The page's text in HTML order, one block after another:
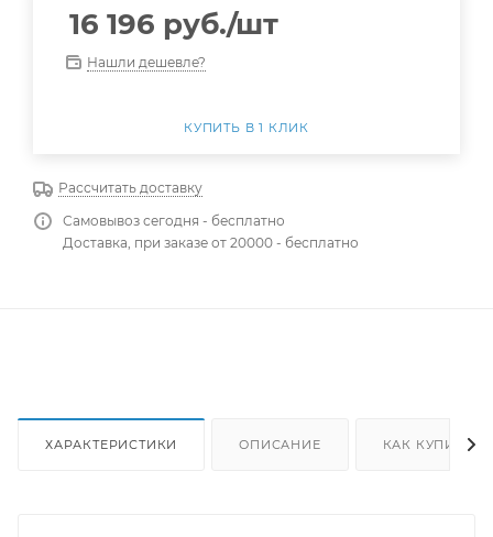
16 196 руб./шт
Нашли дешевле?
КУПИТЬ В 1 КЛИК
Рассчитать доставку
Самовывоз сегодня - бесплатно
Доставка, при заказе от 20000 - бесплатно
ХАРАКТЕРИСТИКИ ОПИСАНИЕ КАК КУПИТЬ